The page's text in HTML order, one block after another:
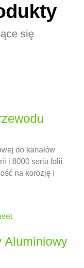
się
do kanałów
i 8000 seria folii
na korozję i
Aluminiowy